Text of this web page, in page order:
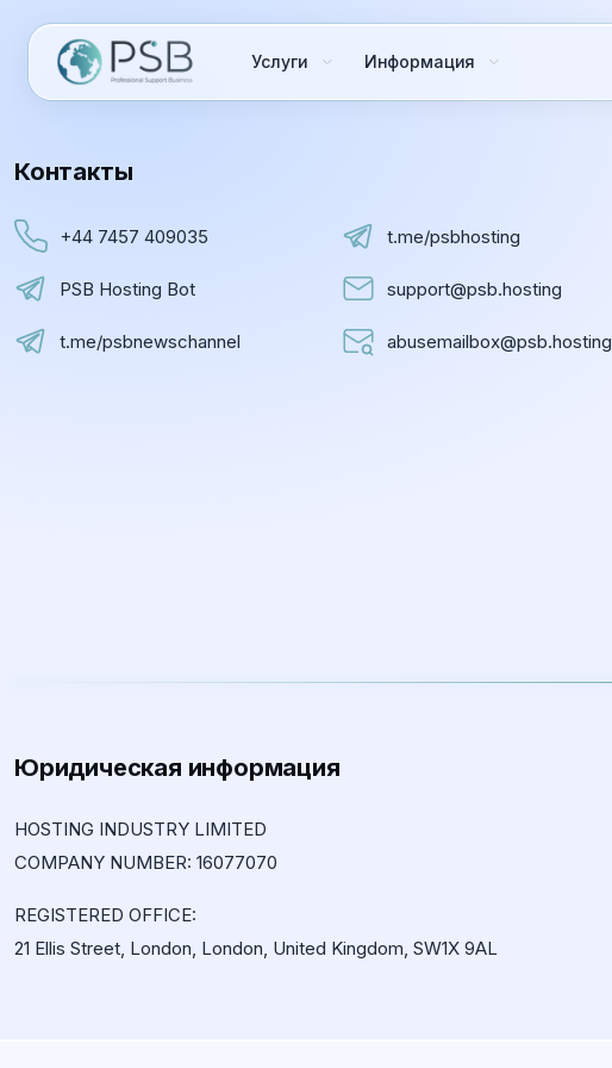
Услуги Информация
Контакты
+44 7457 409035 t.me/psbhosting
PSB Hosting Bot support@psb.hosting
t.me/psbnewschannel abusemailbox@psb.hosting
Юридическая информация
HOSTING INDUSTRY LIMITED
COMPANY NUMBER: 16077070
REGISTERED OFFICE:
21 Ellis Street, London, London, United Kingdom, SW1X 9AL